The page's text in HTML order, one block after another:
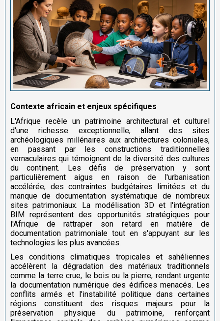
Contexte africain et enjeux spécifiques
L'Afrique recèle un patrimoine architectural et culturel
d'une richesse exceptionnelle, allant des sites
archéologiques millénaires aux architectures coloniales,
en passant par les constructions traditionnelles
vernaculaires qui témoignent de la diversité des cultures
du continent. Les défis de préservation y sont
particulièrement aigus en raison de l'urbanisation
accélérée, des contraintes budgétaires limitées et du
manque de documentation systématique de nombreux
sites patrimoniaux. La modélisation 3D et l'intégration
BIM représentent des opportunités stratégiques pour
l'Afrique de rattraper son retard en matière de
documentation patrimoniale tout en s'appuyant sur les
technologies les plus avancées.
Les conditions climatiques tropicales et sahéliennes
accélèrent la dégradation des matériaux traditionnels
comme la terre crue, le bois ou la pierre, rendant urgente
la documentation numérique des édifices menacés. Les
conflits armés et l'instabilité politique dans certaines
régions constituent des risques majeurs pour la
préservation physique du patrimoine, renforçant